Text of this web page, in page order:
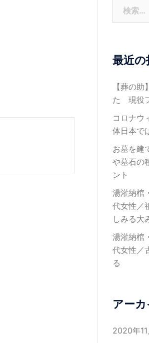
最近の
【葬の
た 現役
コロナウ
体日本で
お墓を建
や墓石の
ント
湯灌納棺
代女性／
しみる大
湯灌納棺
代女性／
る
アー
2020年11